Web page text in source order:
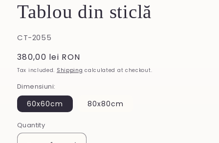
Tablou din sticlă
SKU:
CT-2055
Regular
price
380,00 lei RON
Tax included. Shipping calculated at checkout.
Dimensiuni:
60x60cm 80x80cm
Quantity